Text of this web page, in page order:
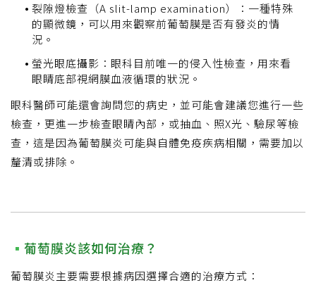
裂隙燈檢查（A slit-lamp examination）：一種特殊
的顯微鏡，可以用來觀察前葡萄膜是否有發炎的情
況。
螢光眼底攝影：眼科目前唯一的侵入性檢查，用來看
眼睛底部視網膜血液循環的狀況。
眼科醫師可能還會詢問您的病史，並可能會建議您進行一些
檢查，更進一步檢查眼睛內部，或抽血、照X光、驗尿等檢
查，這是因為葡萄膜炎可能與自體免疫疾病相關，需要加以
釐清或排除。
葡萄膜炎該如何治療？
葡萄膜炎主要需要根據病因選擇合適的治療方式：